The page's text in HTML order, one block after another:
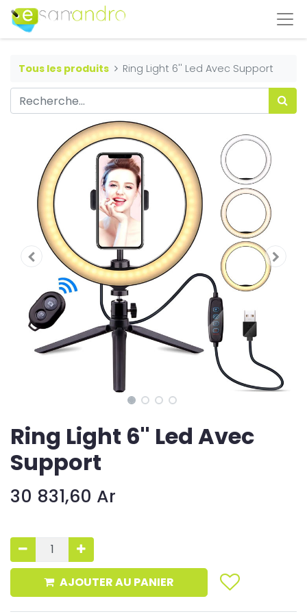
Tous les produits Ring Light 6'' Led Avec Support
Ring Light 6'' Led Avec
Support
30 831,60 Ar
AJOUTER AU PANIER